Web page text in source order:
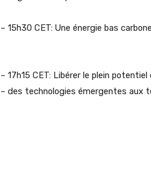
15h30 CET: Une énergie bas
17h15 CET: Libérer le plein
– des technologies émergentes aux